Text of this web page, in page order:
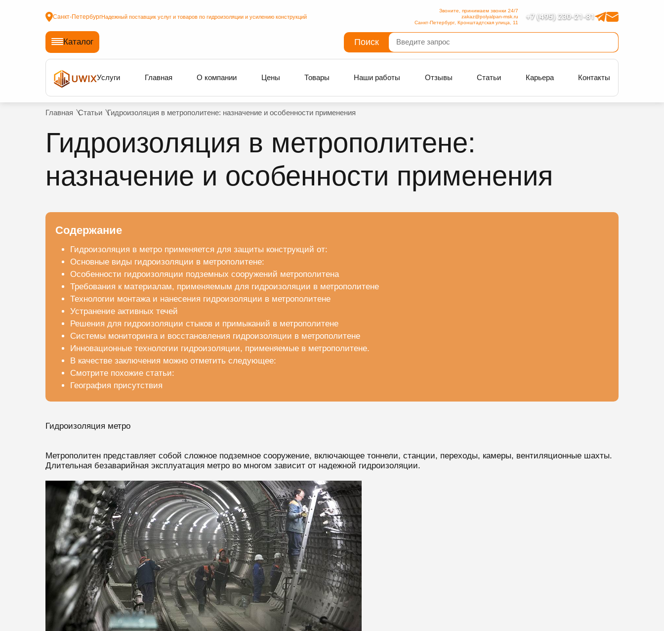
Санкт-ПетербургНадежный поставщик услуг и товаров по гидроизоляции и усилению конструкций +7 (495) 230-21-81
Звоните, принимаем звонки 24/7
zakaz@polyalpan-msk.ru
Санкт-Петербург, Кронштадтская улица, 11
Каталог Поиск
Услуги Главная О компании Цены Товары Наши работы Отзывы Статьи Карьера Контакты
Главная Статьи Гидроизоляция в метрополитене: назначение и особенности применения
Гидроизоляция в метрополитене:
назначение и особенности применения
Содержание
Гидроизоляция в метро применяется для защиты конструкций от:
Основные виды гидроизоляции в метрополитене:
Особенности гидроизоляции подземных сооружений метрополитена
Требования к материалам, применяемым для гидроизоляции в метрополитене
Технологии монтажа и нанесения гидроизоляции в метрополитене
Устранение активных течей
Решения для гидроизоляции стыков и примыканий в метрополитене
Системы мониторинга и восстановления гидроизоляции в метрополитене
Инновационные технологии гидроизоляции, применяемые в метрополитене.
В качестве заключения можно отметить следующее:
Смотрите похожие статьи:
География присутствия
Гидроизоляция метро
Метрополитен представляет собой сложное подземное сооружение, включающее тоннели, станции, переходы, камеры, вентиляционные шахты.
Длительная безаварийная эксплуатация метро во многом зависит от надежной гидроизоляции.